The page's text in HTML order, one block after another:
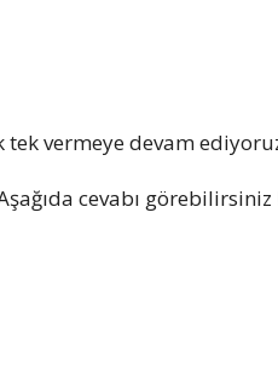
vermeye devam
cevabı görebilirsiniz